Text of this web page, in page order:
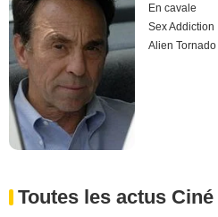
En cavale
Sex Addiction
Alien Tornado
Toutes les actus